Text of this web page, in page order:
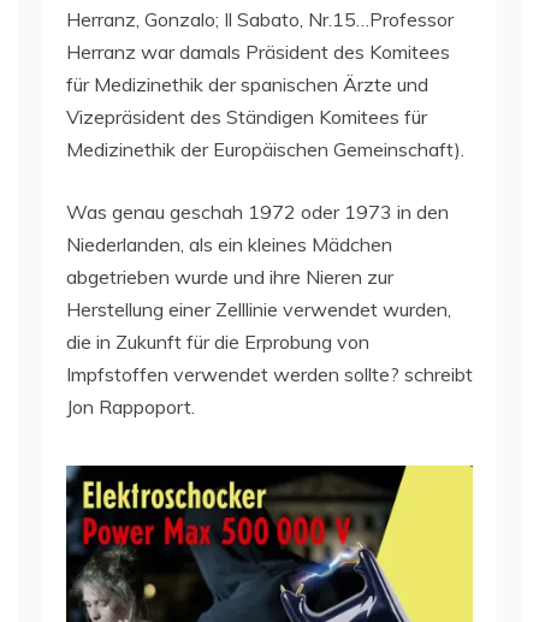
Herranz, Gonzalo; Il Sabato, Nr.15…Professor
Herranz war damals Präsident des Komitees
für Medizinethik der spanischen Ärzte und
Vizepräsident des Ständigen Komitees für
Medizinethik der Europäischen Gemeinschaft).
Was genau geschah 1972 oder 1973 in den
Niederlanden, als ein kleines Mädchen
abgetrieben wurde und ihre Nieren zur
Herstellung einer Zelllinie verwendet wurden,
die in Zukunft für die Erprobung von
Impfstoffen verwendet werden sollte? schreibt
Jon Rappoport.